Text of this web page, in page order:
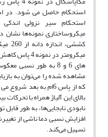
استحکام حاصل می­ شود. در
استحکام سیر نزولی
میکروساختاری نمونه‌ها نشان
میکرومتر در
های 6 و 8 به­ طور
مشاهده شده را می‌توان به
که از پاس 6ام به بعد
بالای این آلیاژ همراه با
نابودی نابجایی‌ها، به ­طور
افزایش نسبی دما ناشی از
تسهیل می‌کند.